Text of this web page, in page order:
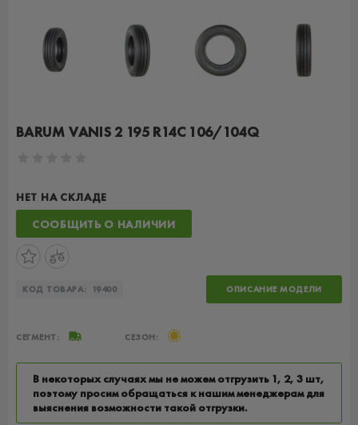
BARUM VANIS 2 195 R14C 106/104Q
НЕТ НА СКЛАДЕ
СООБЩИТЬ О НАЛИЧИИ
КОД ТОВАРА: 19400 ОПИСАНИЕ МОДЕЛИ
СЕГМЕНТ: СЕЗОН:
В некоторых случаях мы не можем отгрузить 1, 2, 3 шт,
поэтому просим обращаться к нашим менеджерам для
выяснения возможности такой отгрузки.